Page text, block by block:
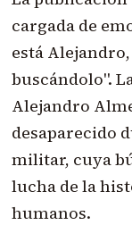
cargada de
está
buscándolo".
Alejandro
desaparecido
militar, cuya
lucha de la
humanos.